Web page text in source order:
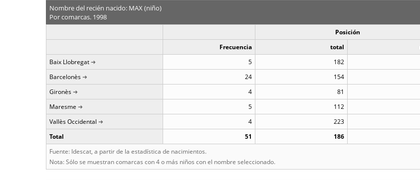
Nombre del recién nacido: MAX (niño)
Por comarcas. 1998
Posición
Frecuencia
total
Baix Llobregat
5 182
Barcelonès
24 154
Gironès
4 81
Maresme
5 112
Vallès Occidental
4 223
Total
51 186
Fuente: Idescat, a partir de la estadística de nacimientos.
Nota: Sólo se muestran comarcas con 4 o más niños con el nombre seleccionado.